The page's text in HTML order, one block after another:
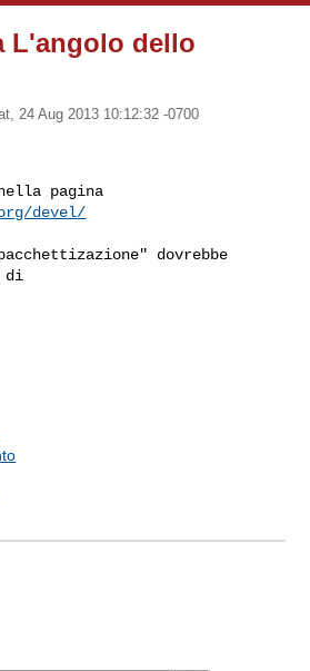
L'angolo dello
24 Aug 2013 10:12:32 -0700
devel/
dovrebbe
di